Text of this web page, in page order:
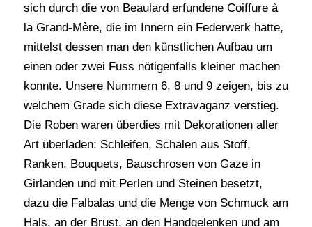
sich durch die von Beaulard erfundene Coiffure à
la Grand-Mère, die im Innern ein Federwerk hatte,
mittelst dessen man den künstlichen Aufbau um
einen oder zwei Fuss nötigenfalls kleiner machen
konnte. Unsere Nummern 6, 8 und 9 zeigen, bis zu
welchem Grade sich diese Extravaganz verstieg.
Die Roben waren überdies mit Dekorationen aller
Art überladen: Schleifen, Schalen aus Stoff,
Ranken, Bouquets, Bauschrosen von Gaze in
Girlanden und mit Perlen und Steinen besetzt,
dazu die Falbalas und die Menge von Schmuck am
Hals, an der Brust, an den Handgelenken und am